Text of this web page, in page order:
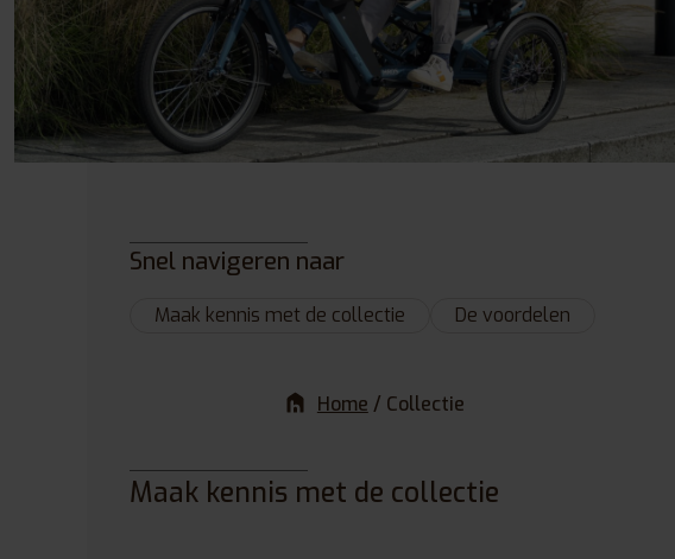
Snel navigeren naar
Maak kennis met de collectie De voordelen
Home / Collectie
Maak kennis met de collectie